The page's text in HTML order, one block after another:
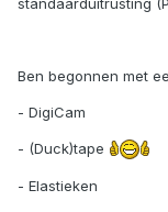
Ben begonnen met
- DigiCam
- (Duck)tape
- Elastieken